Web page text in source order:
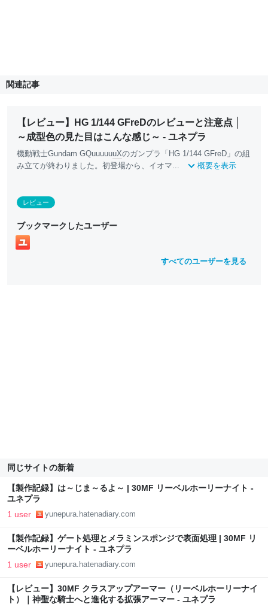
関連記事
【レビュー】HG 1/144 GFreDのレビューと注意点 │
～成型色の見た目はこんな感じ～ - ユネプラ
機動戦士Gundam GQuuuuuuXのガンプラ「HG 1/144 GFreD」の組
み立てが終わりました。初登場から、イオマ...
概要を表示
レビュー
ブックマークしたユーザー
すべてのユーザーを見る
同じサイトの新着
【製作記録】は～じま～るよ～ | 30MF リーベルホーリーナイト -
ユネプラ
1 user yunepura.hatenadiary.com
【製作記録】ゲート処理とメラミンスポンジで表面処理 | 30MF リ
ーベルホーリーナイト - ユネプラ
1 user yunepura.hatenadiary.com
【レビュー】30MF クラスアップアーマー（リーベルホーリーナイ
ト）｜神聖な騎士へと進化する拡張アーマー - ユネプラ